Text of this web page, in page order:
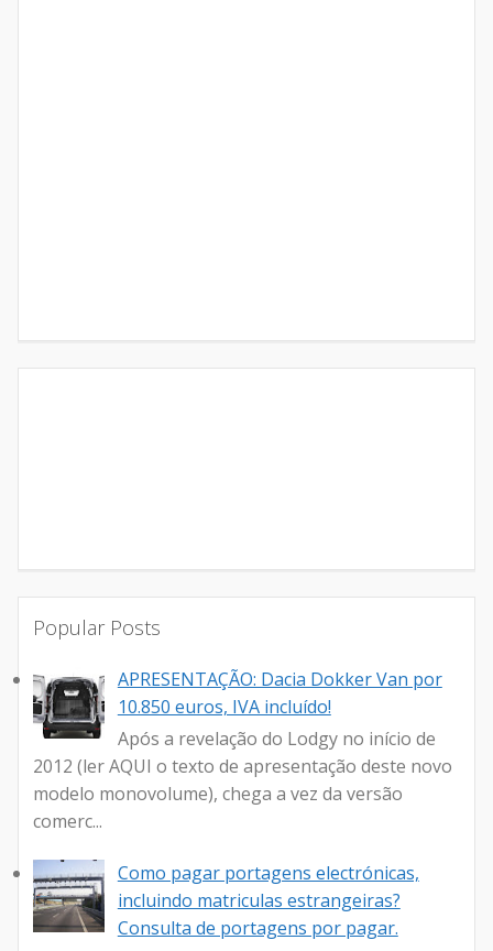
Popular Posts
APRESENTAÇÃO: Dacia Dokker Van por
10.850 euros, IVA incluído!
Após a revelação do Lodgy no início de
2012 (ler AQUI o texto de apresentação deste novo
modelo monovolume), chega a vez da versão
comerc...
Como pagar portagens electrónicas,
incluindo matriculas estrangeiras?
Consulta de portagens por pagar.